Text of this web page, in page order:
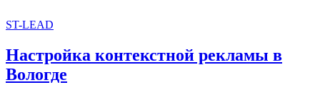
ST-LEAD
Настройка контекстной рекламы в
Вологде